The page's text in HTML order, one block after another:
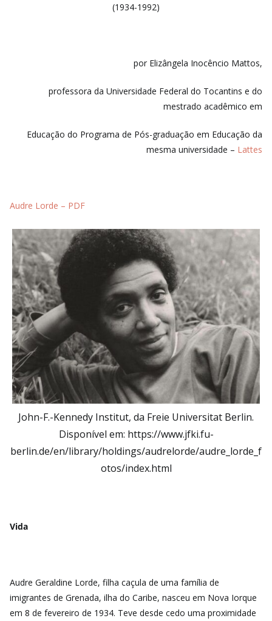
(1934-1992)
por Elizângela Inocêncio Mattos,
professora da Universidade Federal do Tocantins e do
mestrado acadêmico em
Educação do Programa de Pós-graduação em Educação da
mesma universidade – Lattes
Audre Lorde – PDF
John-F.-Kennedy Institut, da Freie Universitat Berlin.
Disponível em: https://www.jfki.fu-
berlin.de/en/library/holdings/audrelorde/audre_lorde_f
otos/index.html
Vida
Audre Geraldine Lorde, filha caçula de uma família de
imigrantes de Grenada, ilha do Caribe, nasceu em Nova Iorque
em 8 de fevereiro de 1934. Teve desde cedo uma proximidade